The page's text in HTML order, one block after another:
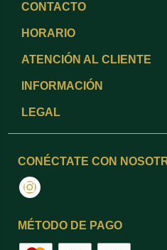
CONTACTO
HORARIO
ATENCIÓN AL CLIENTE
INFORMACIÓN
LEGAL
CONÉCTATE CON
Instagram
MÉTODO DE PAGO